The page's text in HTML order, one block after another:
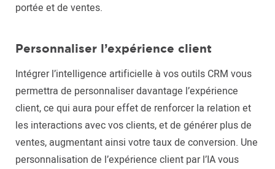
portée et de ventes.
Personnaliser l’expérience client
Intégrer l’intelligence artificielle à vos outils CRM vous
permettra de personnaliser davantage l’expérience
client, ce qui aura pour effet de renforcer la relation et
les interactions avec vos clients, et de générer plus de
ventes, augmentant ainsi votre taux de conversion. Une
personnalisation de l’expérience client par l’IA vous